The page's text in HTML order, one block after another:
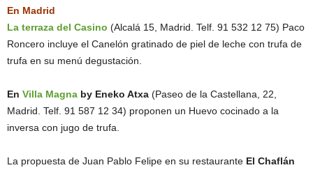
En Madrid
La terraza del Casino (Alcalá 15, Madrid. Telf. 91 532 12 75) Paco
Roncero incluye el Canelón gratinado de piel de leche con trufa de
trufa en su menú degustación.
En Villa Magna by Eneko Atxa (Paseo de la Castellana, 22,
Madrid. Telf. 91 587 12 34) proponen un Huevo cocinado a la
inversa con jugo de trufa.
La propuesta de Juan Pablo Felipe en su restaurante El Chaflán